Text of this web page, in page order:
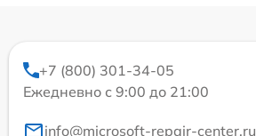
+7 (800) 301-34-05
Ежедневно с 9:00 до 21:00
info@microsoft-repair-center.ru